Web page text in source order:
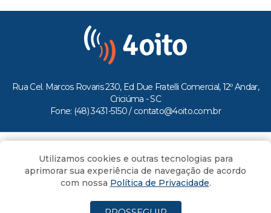
Rua Cel. Marcos Rovaris 230, Ed Due Fratelli Comercial, 12º Andar,
Criciúma - SC
Fone: (48) 3431-5150 / contato@4oito.com.br
Todos os direitos reservados ao Portal 4oito
Utilizamos cookies e outras tecnologias para
aprimorar sua experiência de navegação de acordo
com nossa Política de Privacidade.